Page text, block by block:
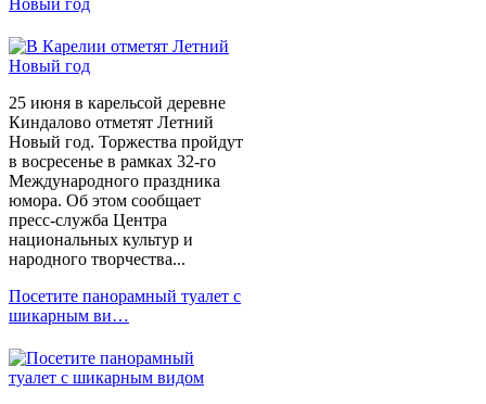
Новый год
25 июня в карельсой деревне
Киндалово отметят Летний
Новый год. Торжества пройдут
в восресенье в рамках 32-го
Международного праздника
юмора. Об этом сообщает
пресс-служба Центра
национальных культур и
народного творчества...
Посетите панорамный туалет с
шикарным ви…